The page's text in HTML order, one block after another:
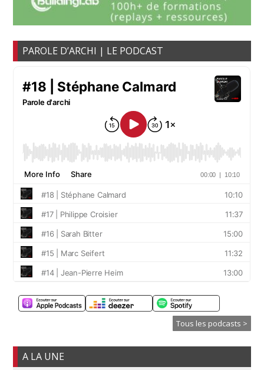
PAROLE D’ARCHI | LE PODCAST
Tous les podcasts >
A LA UNE